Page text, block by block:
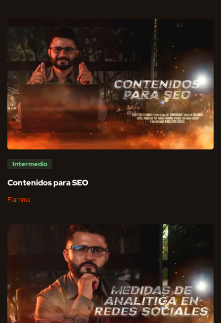
Intermedio
Contenidos para SEO
Flamma